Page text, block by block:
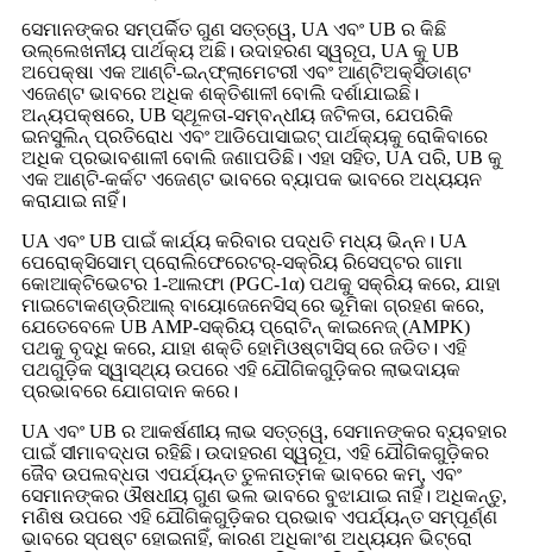
ସେମାନଙ୍କର ସମ୍ପର୍କିତ ଗୁଣ ସତ୍ତ୍ୱେ, UA ଏବଂ UB ର କିଛି
ଉଲ୍ଲେଖନୀୟ ପାର୍ଥକ୍ୟ ଅଛି। ଉଦାହରଣ ସ୍ୱରୂପ, UA କୁ UB
ଅପେକ୍ଷା ଏକ ଆଣ୍ଟି-ଇନ୍ଫ୍ଲାମେଟରୀ ଏବଂ ଆଣ୍ଟିଅକ୍ସିଡାଣ୍ଟ
ଏଜେଣ୍ଟ ଭାବରେ ଅଧିକ ଶକ୍ତିଶାଳୀ ବୋଲି ଦର୍ଶାଯାଇଛି।
ଅନ୍ୟପକ୍ଷରେ, UB ସ୍ଥୂଳତା-ସମ୍ବନ୍ଧୀୟ ଜଟିଳତା, ଯେପରିକି
ଇନସୁଲିନ୍ ପ୍ରତିରୋଧ ଏବଂ ଆଡିପୋସାଇଟ୍ ପାର୍ଥକ୍ୟକୁ ରୋକିବାରେ
ଅଧିକ ପ୍ରଭାବଶାଳୀ ବୋଲି ଜଣାପଡିଛି। ଏହା ସହିତ, UA ପରି, UB କୁ
ଏକ ଆଣ୍ଟି-କର୍କଟ ଏଜେଣ୍ଟ ଭାବରେ ବ୍ୟାପକ ଭାବରେ ଅଧ୍ୟୟନ
କରାଯାଇ ନାହିଁ।
UA ଏବଂ UB ପାଇଁ କାର୍ଯ୍ୟ କରିବାର ପଦ୍ଧତି ମଧ୍ୟ ଭିନ୍ନ। UA
ପେରୋକ୍ସିସୋମ୍ ପ୍ରୋଲିଫେରେଟର୍-ସକ୍ରିୟ ରିସେପ୍ଟର ଗାମା
କୋଆକ୍ଟିଭେଟର 1-ଆଲଫା (PGC-1α) ପଥକୁ ସକ୍ରିୟ କରେ, ଯାହା
ମାଇଟୋକଣ୍ଡ୍ରିଆଲ୍ ବାୟୋଜେନେସିସ୍ ରେ ଭୂମିକା ଗ୍ରହଣ କରେ,
ଯେତେବେଳେ UB AMP-ସକ୍ରିୟ ପ୍ରୋଟିନ୍ କାଇନେଜ୍ (AMPK)
ପଥକୁ ବୃଦ୍ଧି କରେ, ଯାହା ଶକ୍ତି ହୋମିଓଷ୍ଟାସିସ୍ ରେ ଜଡିତ। ଏହି
ପଥଗୁଡ଼ିକ ସ୍ୱାସ୍ଥ୍ୟ ଉପରେ ଏହି ଯୌଗିକଗୁଡ଼ିକର ଲାଭଦାୟକ
ପ୍ରଭାବରେ ଯୋଗଦାନ କରେ।
UA ଏବଂ UB ର ଆକର୍ଷଣୀୟ ଲାଭ ସତ୍ତ୍ୱେ, ସେମାନଙ୍କର ବ୍ୟବହାର
ପାଇଁ ସୀମାବଦ୍ଧତା ରହିଛି। ଉଦାହରଣ ସ୍ୱରୂପ, ଏହି ଯୌଗିକଗୁଡ଼ିକର
ଜୈବ ଉପଲବ୍ଧତା ଏପର୍ଯ୍ୟନ୍ତ ତୁଳନାତ୍ମକ ଭାବରେ କମ୍, ଏବଂ
ସେମାନଙ୍କର ଔଷଧୀୟ ଗୁଣ ଭଲ ଭାବରେ ବୁଝାଯାଇ ନାହିଁ। ଅଧିକନ୍ତୁ,
ମଣିଷ ଉପରେ ଏହି ଯୌଗିକଗୁଡ଼ିକର ପ୍ରଭାବ ଏପର୍ଯ୍ୟନ୍ତ ସମ୍ପୂର୍ଣ୍ଣ
ଭାବରେ ସ୍ପଷ୍ଟ ହୋଇନାହିଁ, କାରଣ ଅଧିକାଂଶ ଅଧ୍ୟୟନ ଭିଟ୍ରୋ